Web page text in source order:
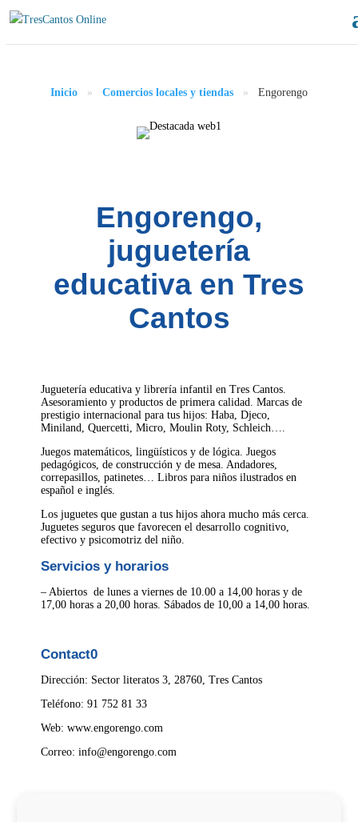
Inicio » Comercios locales y tiendas » Engorengo
Engorengo,
juguetería
educativa en Tres
Cantos
Juguetería educativa y librería infantil en Tres Cantos.
Asesoramiento y productos de primera calidad. Marcas de
prestigio internacional para tus hijos: Haba, Djeco,
Miniland, Quercetti, Micro, Moulin Roty, Schleich….
Juegos matemáticos, lingüísticos y de lógica. Juegos
pedagógicos, de construcción y de mesa. Andadores,
correpasillos, patinetes… Libros para niños ilustrados en
español e inglés.
Los juguetes que gustan a tus hijos ahora mucho más cerca.
Juguetes seguros que favorecen el desarrollo cognitivo,
efectivo y psicomotriz del niño.
Servicios y horarios
– Abiertos de lunes a viernes de 10.00 a 14,00 horas y de
17,00 horas a 20,00 horas. Sábados de 10,00 a 14,00 horas.
Contact0
Dirección: Sector literatos 3, 28760, Tres Cantos
Teléfono: 91 752 81 33
Web: www.engorengo.com
Correo: info@engorengo.com